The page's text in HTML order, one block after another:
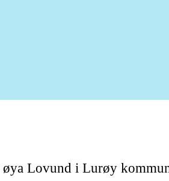
Lovund i Lurøy